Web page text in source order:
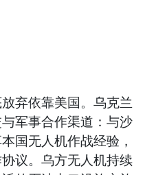
弃依靠美国。乌克兰
军事合作渠道：与沙
国无人机作战经验，
议。乌方无人机持续